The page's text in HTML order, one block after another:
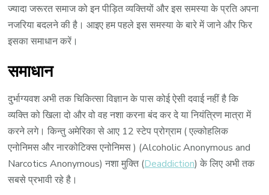
ज्यादा जरूरत समाज को इन पीड़ित व्यक्तियों और इस समस्या के प्रति अपना
नजरिया बदलने की है। आइए हम पहले इस समस्या के बारे में जाने और फिर
इसका समाधान करें।
समाधान
दुर्भाग्यवश अभी तक चिकित्सा विज्ञान के पास कोई ऐसी दवाई नहीं है कि
व्यक्ति को खिला दो और वो वह नशा करना बंद कर दे या नियंत्रिण मात्रा में
करने लगे। किन्तु अमेरिका से आए 12 स्टेप प्रोग्राम ( एल्कोहलिक
एनोनिमस और नारकोटिक्स एनोनिमस ) (Alcoholic Anonymous and
Narcotics Anonymous) नशा मुक्ति (Deaddiction) के लिए अभी तक
सबसे प्रभावी रहे है।